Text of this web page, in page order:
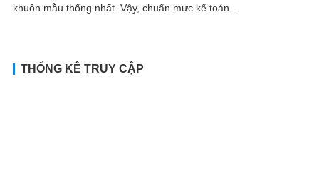
khuôn mẫu thống nhất. Vậy, chuẩn mực kế toán...
THỐNG KÊ TRUY CẬP